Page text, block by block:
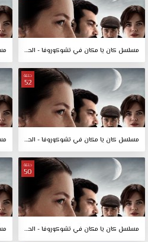
مسلسل كان يا مكان في تشوكوروفا - الحلقة 54
حلقة
52
مسلسل كان يا مكان في تشوكوروفا - الحلقة 52
حلقة
50
مسلسل كان يا مكان في تشوكوروفا - الحلقة 50